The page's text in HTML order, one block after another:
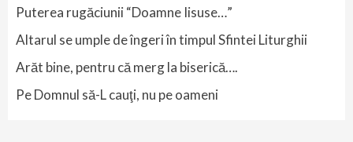
Puterea rugăciunii “Doamne Iisuse…”
Altarul se umple de îngeri în timpul Sfintei Liturghii
Arăt bine, pentru că merg la biserică….
Pe Domnul să-L cauţi, nu pe oameni